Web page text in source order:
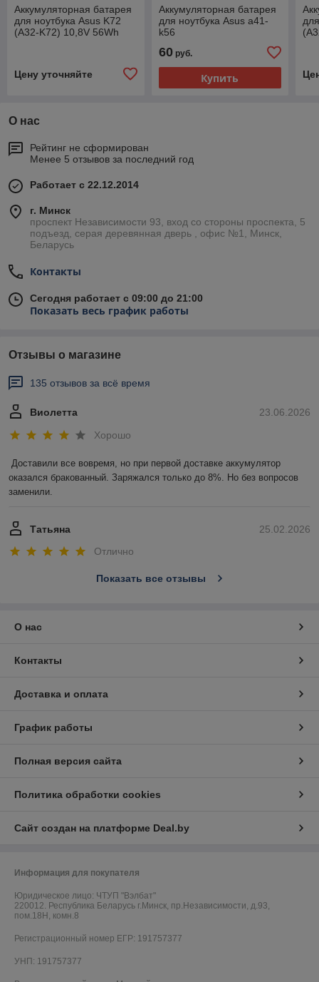
Аккумуляторная батарея
для ноутбука Asus K72
(A32-K72) 10,8V 56Wh
Цену уточняйте
Аккумуляторная батарея
для ноутбука Asus a41-
k56
60руб.
Купить
О нас
Рейтинг не сформирован
Менее 5 отзывов за последний год
Работает с 22.12.2014
г. Минск
проспект Независимости 93, вход со стороны проспекта, 5
подъезд, серая деревянная дверь , офис №1, Минск,
Беларусь
Контакты
Сегодня работает с 09:00 до 21:00
Показать весь график работы
Отзывы о магазине
135 отзывов за всё время
23.06.2026
Виолетта
Хорошо
Доставили все вовремя, но при первой доставке аккумулятор
оказался бракованный. Заряжался только до 8%. Но без вопросов
заменили.
25.02.2026
Татьяна
Отлично
Показать все отзывы
О нас
Контакты
Доставка и оплата
График работы
Полная версия сайта
Политика обработки cookies
Сайт создан на платформе Deal.by
Информация для покупателя
Юридическое лицо: ЧТУП "Вэлбат"
220012. Республика Беларусь г.Минск, пр.Независимости, д.93,
пом.18Н, комн.8
Регистрационный номер ЕГР: 191757377
УНП: 191757377